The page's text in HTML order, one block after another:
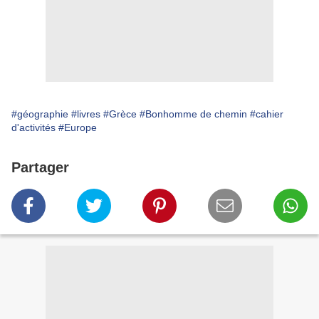
#géographie #livres #Grèce #Bonhomme de chemin #cahier
d'activités #Europe
Partager